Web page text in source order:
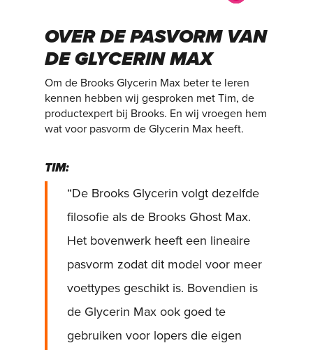
OVER DE PASVORM VAN
DE GLYCERIN MAX
Om de Brooks Glycerin Max beter te leren
kennen hebben wij gesproken met Tim, de
productexpert bij Brooks. En wij vroegen hem
wat voor pasvorm de Glycerin Max heeft.
TIM:
“De Brooks Glycerin volgt dezelfde
filosofie als de Brooks Ghost Max.
Het bovenwerk heeft een lineaire
pasvorm zodat dit model voor meer
voettypes geschikt is. Bovendien is
de Glycerin Max ook goed te
gebruiken voor lopers die eigen